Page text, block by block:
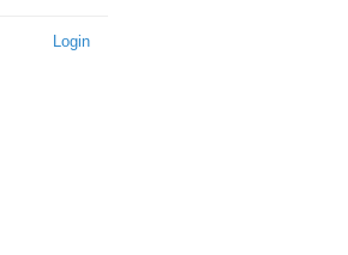
Login